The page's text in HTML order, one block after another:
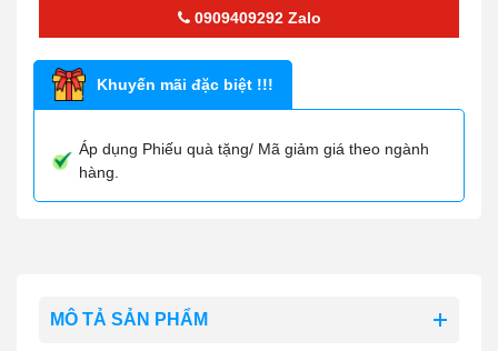
0909409292Zalo
Khuyến mãi đặc biệt !!!
Áp dụng Phiếu quà tặng/ Mã giảm giá theo ngành
hàng.
MÔ TẢ SẢN PHẨM